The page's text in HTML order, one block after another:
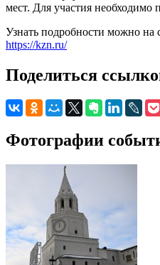
мест. Для участия необходимо
Узнать подробности можно на
https://kzn.ru/
Поделиться
Фотографии